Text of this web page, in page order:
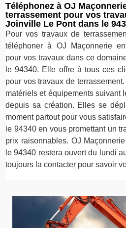
Téléphonez à OJ
terrassement pour vos
Joinville Le Pont dans le
Pour vos travaux de
téléphoner à OJ Maçonnerie
pour vos travaux dans ce
le 94340. Elle offre à tous ces
pour vos travaux de
matériels et équipements suivant
depuis sa création. Elles se
moment partout pour vous
le 94340 en vous promettant un
prix raisonnables. OJ
le 94340 restera ouvert du lundi
toujours la contacter pour savoir